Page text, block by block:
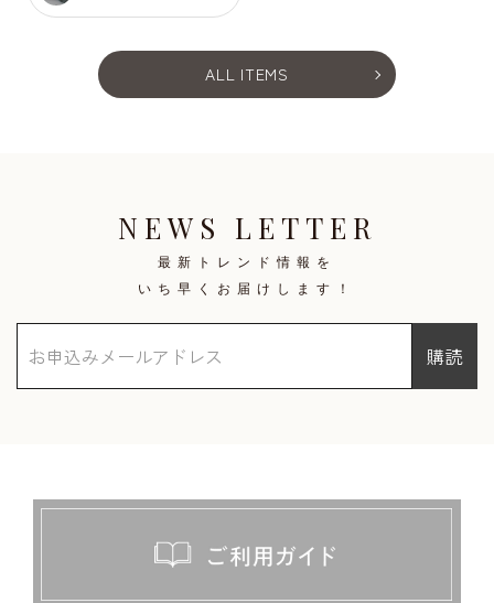
ALL ITEMS
NEWS LETTER
最新トレンド情報を
いち早くお届けします！